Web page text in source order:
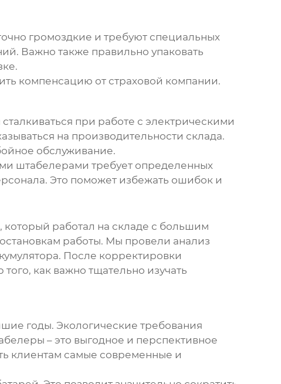
громоздкие и требуют специальных
Важно также правильно упаковать
компенсацию от страховой компании.
при работе с электрическими
на производительности склада.
обслуживание.
штабелерами требует определенных
Это поможет избежать ошибок и
, который работал на складе с большим
работы. Мы провели анализ
После корректировки
как важно тщательно изучать
годы. Экологические требования
– это выгодное и перспективное
клиентам самые современные и